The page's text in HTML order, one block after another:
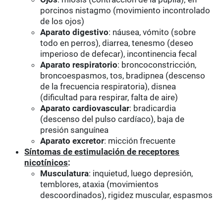
porcinos nistagmo (movimiento incontrolado
de los ojos)
Aparato digestivo: náusea, vómito (sobre
todo en perros), diarrea, tenesmo (deseo
imperioso de defecar), incontinencia fecal
Aparato respiratorio: broncoconstricción,
broncoespasmos, tos, bradipnea (descenso
de la frecuencia respiratoria), disnea
(dificultad para respirar, falta de aire)
Aparato cardiovascular: bradicardia
(descenso del pulso cardíaco), baja de
presión sanguínea
Aparato excretor: micción frecuente
Síntomas de estimulación de receptores
nicotínicos:
Musculatura: inquietud, luego depresión,
temblores, ataxia (movimientos
descoordinados), rigidez muscular, espasmos